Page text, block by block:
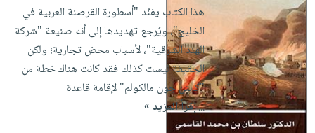
هذا الكتاب يفنّد "أسطورة القرصنة العربية في
الخليج"، ويُرجع تهديدها إلى أنه صنيعة "شركة
الهند الشرقية"، لأسباب محض تجارية؛ ولكن
الحقيقة ليست كذلك فقد كانت هناك خطة من
"كابتن جون مالكولم" لإقامة قاعدة
...إقرأ المزيد »